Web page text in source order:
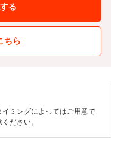
る
ちら
ミングによってはご用意で
ださい。